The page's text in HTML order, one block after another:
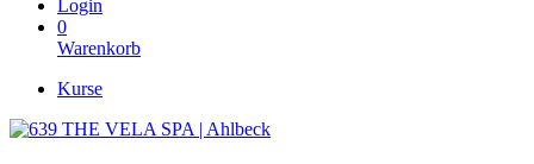
Login
0
Warenkorb
Kurse